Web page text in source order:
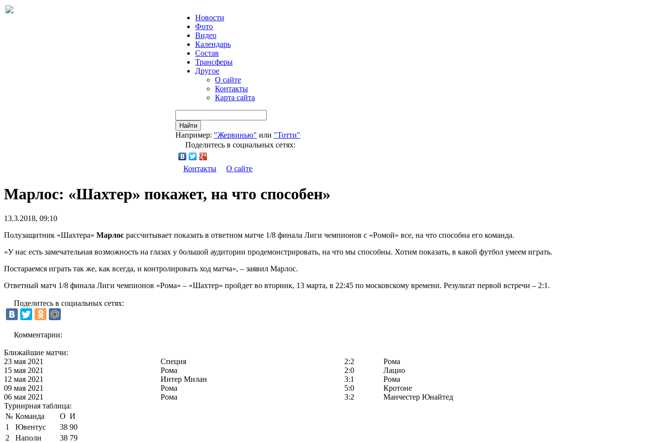
Новости
Фото
Видео
Календарь
Состав
Трансферы
Другое
О сайте
Контакты
Карта сайта
Найти
Например: "Жервинью" или "Тотти"
Поделитесь в социальных сетях:
Контакты О сайте
Марлос: «Шахтер» покажет, на что способен»
13.3.2018, 09:10
Полузащитник «Шахтера» Марлос рассчитывает показать в ответном матче 1/8 финала Лиги чемпионов с «Ромой» все, на что способна его команда.
«У нас есть замечательная возможность на глазах у большой аудитории продемонстрировать, на что мы способны. Хотим показать, в какой футбол умеем играть.
Постараемся играть так же, как всегда, и контролировать ход матча», – заявил Марлос.
Ответный матч 1/8 финала Лиги чемпионов «Рома» – «Шахтер» пройдет во вторник, 13 марта, в 22:45 по московскому времени. Результат первой встречи – 2:1.
Поделитесь в социальных сетях:
Комментарии:
Ближайшие матчи:
23 мая 2021
Специя 2:2
Рома
15 мая 2021
Рома 2:0
Лацио
12 мая 2021
Интер Милан 3:1
Рома
09 мая 2021
Рома 5:0
Кротоне
06 мая 2021
Рома 3:2
Манчестер Юнайтед
Турнирная таблица:
№ Команда О И
1
Ювентус 38 90
2
Наполи 38 79